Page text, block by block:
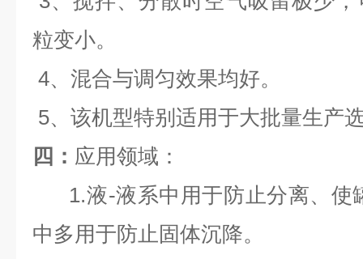
粒变小。
4、混合与调匀效果均好。
5、该机型特别适用于大批量生产
四： 应用领域：
1.液-液系中用于防止分离、使
中多用于防止固体沉降。